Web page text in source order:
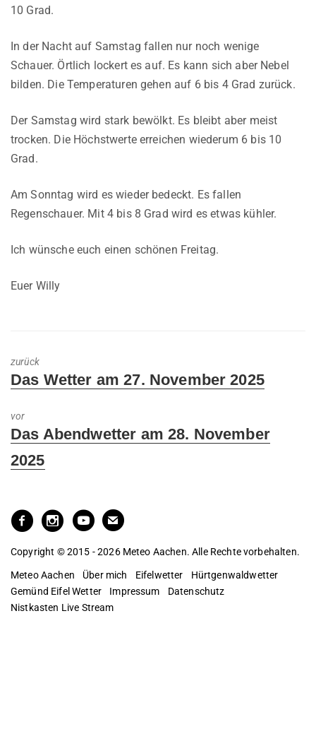
10 Grad.
In der Nacht auf Samstag fallen nur noch wenige
Schauer. Örtlich lockert es auf. Es kann sich aber Nebel
bilden. Die Temperaturen gehen auf 6 bis 4 Grad zurück.
Der Samstag wird stark bewölkt. Es bleibt aber meist
trocken. Die Höchstwerte erreichen wiederum 6 bis 10
Grad.
Am Sonntag wird es wieder bedeckt. Es fallen
Regenschauer. Mit 4 bis 8 Grad wird es etwas kühler.
Ich wünsche euch einen schönen Freitag.
Euer Willy
zurück
Previous
Das Wetter am 27. November 2025
vor
Next
Das Abendwetter am 28. November
2025
Copyright © 2015 - 2026 Meteo Aachen. Alle Rechte vorbehalten.
Meteo Aachen Über mich Eifelwetter
Hürtgenwaldwetter
Gemünd Eifel Wetter
Impressum
Datenschutz
Nistkasten Live Stream